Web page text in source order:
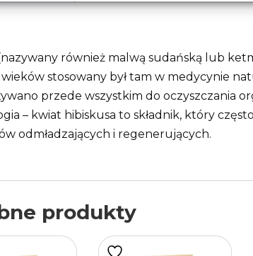
również malwą sudańską lub
stosowany był tam w medycynie
przede wszystkim do oczyszczania
– kwiat hibiskusa to składnik, który
odmładzających i regenerujących.
produkty